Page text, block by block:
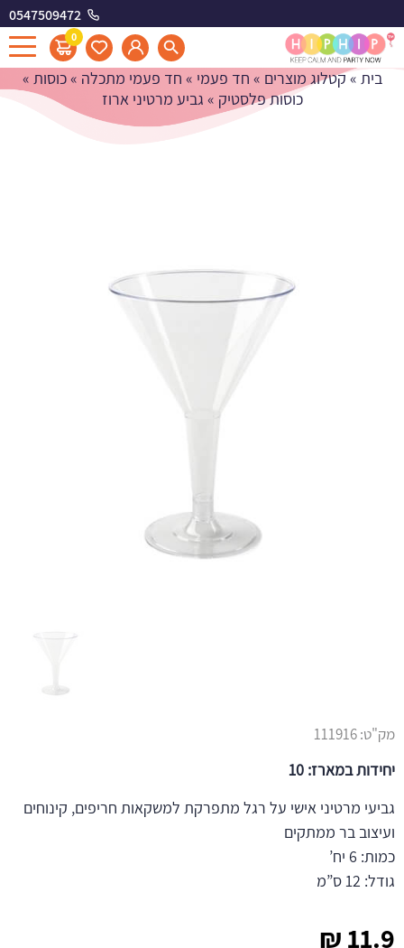
0547509472
0
גביע מרטיני ארוז
בית »קטלוג מוצרים » חד פעמי » חד פעמי מתכלה »כוסות »
כוסות פלסטיק » גביע מרטיני ארוז
11.9
₪
מק"ט:111916
יחידות במארז: 10
גביעי מרטיני אישי על רגל מתפרקת למשקאות חריפים, קינוחים
ועיצוב בר ממתקים
כמות: 6 יח’
גודל: 12 ס”מ